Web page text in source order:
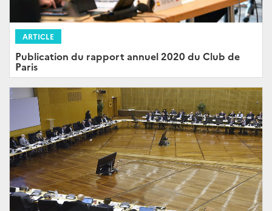
ARTICLE
Publication du rapport annuel 2020 du Club de
Paris